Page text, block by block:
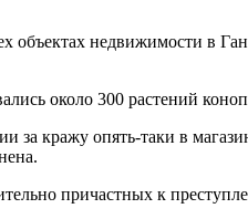
объектах недвижимости в
около 300 растений
кражу опять-таки в
причастных к